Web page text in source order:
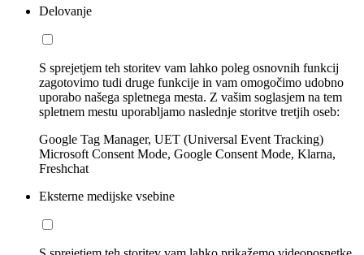
Delovanje
S sprejetjem teh storitev vam lahko poleg osnovnih funkcij
zagotovimo tudi druge funkcije in vam omogočimo udobno
uporabo našega spletnega mesta. Z vašim soglasjem na tem
spletnem mestu uporabljamo naslednje storitve tretjih oseb:
Google Tag Manager, UET (Universal Event Tracking)
Microsoft Consent Mode, Google Consent Mode, Klarna,
Freshchat
Eksterne medijske vsebine